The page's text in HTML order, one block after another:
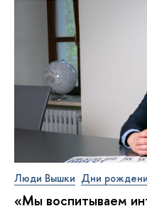
Люди Вышки Дни
«Мы воспитываем